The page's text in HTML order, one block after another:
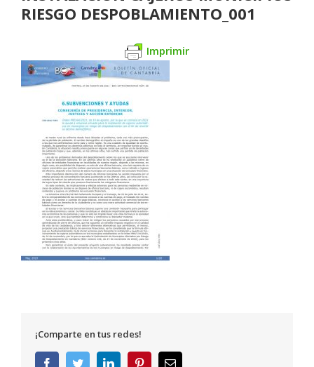
RIESGO DESPOBLAMIENTO_001
Imprimir
¡Comparte en tus redes!
FacebookTwitterLinkedInPinterestCorreo